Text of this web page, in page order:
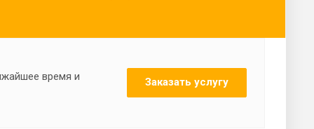
время и
Заказать услугу